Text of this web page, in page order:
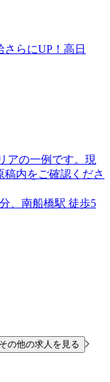
さらにUP！高日
アの一例です。現
内をご確認くださ
、南船橋駅 徒歩5
の他の求人を見る